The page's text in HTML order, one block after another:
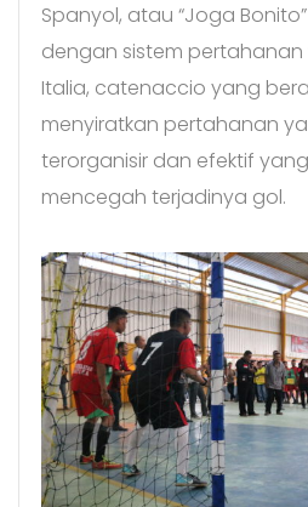
Spanyol, atau “Joga
dengan sistem pertahanan
Italia, catenaccio yang
menyiratkan pertahanan
terorganisir dan efektif
mencegah terjadinya gol.